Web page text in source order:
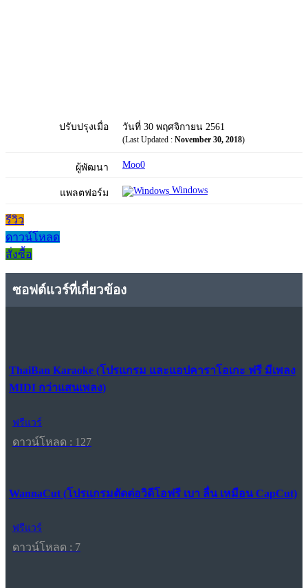
ปรับปรุงเมื่อ วันที่ 30 พฤศจิกายน 2561
(Last Updated : November 30, 2018)
ผู้พัฒนา Moo0
แพลตฟอร์ม Windows
รีวิว
ดาวน์โหลด
สั่งซื้อ
ซอฟต์แวร์ที่เกี่ยวข้อง
ThaiBan Karaoke (โปรแกรม และแอปคาราโอเกะ ฟรี มีเพลง
MIDI กว่าแสนเพลง)
ฟรีแวร์
ดาวน์โหลด : 127
WannaCut (โปรแกรมตัดต่อวิดีโอฟรี เบา ลื่น เหมือน CapCut)
ฟรีแวร์
ดาวน์โหลด : 7